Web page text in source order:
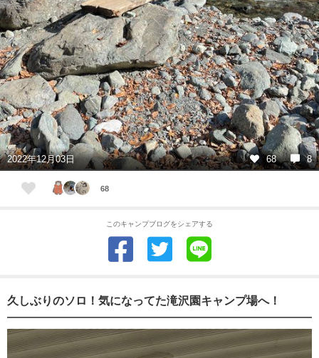
2022年12月03日 68 8
68
このキャンプブログをシェアする
久しぶりのソロ！気になってた滝沢園キャンプ場へ！